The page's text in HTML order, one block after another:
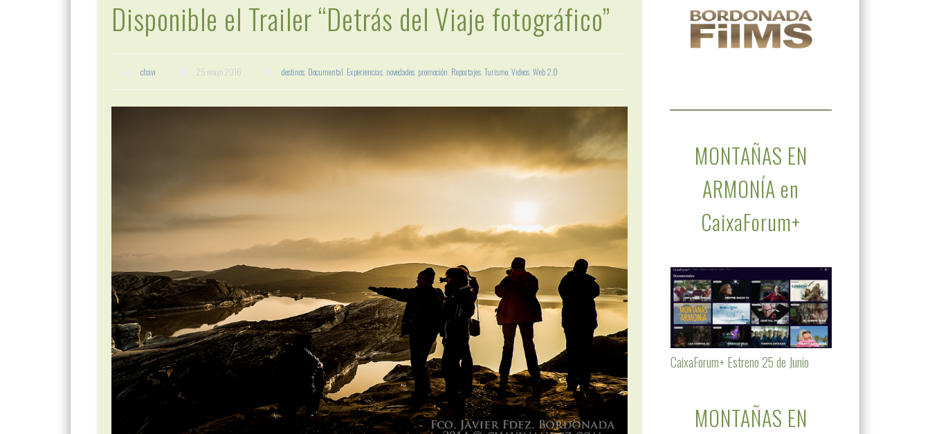
Disponible el Trailer “Detrás del Viaje fotográfico”
chavi 25 mayo 2016 destinos, Documental Experiencias, novedades, promoción Reportajes, Turismo, Videos, Web 2.0
MONTAÑAS EN
ARMONÍA en
CaixaForum+
CaixaForum+ Estreno 25 de Junio
MONTAÑAS EN